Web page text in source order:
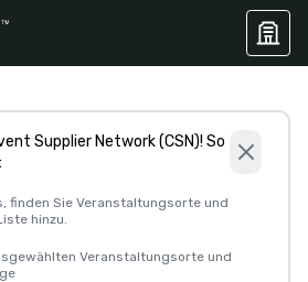
Supplier Network (CSN)! So
finden Sie Veranstaltungsorte und
hinzu.
Veranstaltungsorte und